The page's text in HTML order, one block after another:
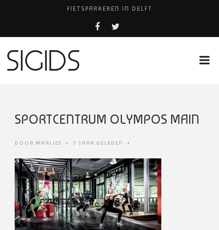
FIETSPARKEREN IN DELFT
FIETS KWIJT IN TILBURG?
USED PRODUCTS LEIDEN
SPORTCENTRUM OLYMPOS MAIN
DOOR MARLIES • 7 JAAR GELEDEN •